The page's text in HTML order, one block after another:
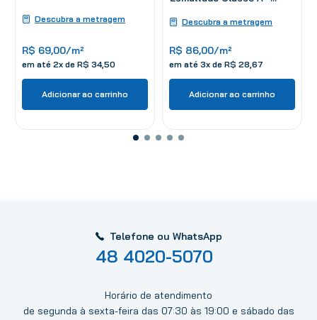
Descubra a metragem
R$ 69,00/m²
em até 2x de R$ 34,50
Adicionar ao carrinho
2,28 m²
Descubra a metragem
R$ 86,00/m²
em até 3x de R$ 28,67
Adicionar ao carrinho
Telefone ou WhatsApp
48 4020-5070
Horário de atendimento
de segunda à sexta-feira das 07:30 às 19:00 e sábado das